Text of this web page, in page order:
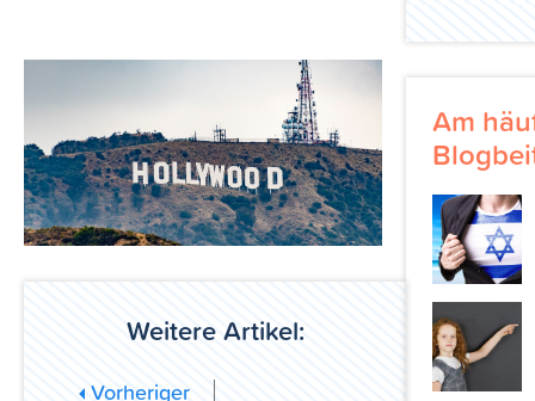
Weitere Artikel:
Vorheriger
Am